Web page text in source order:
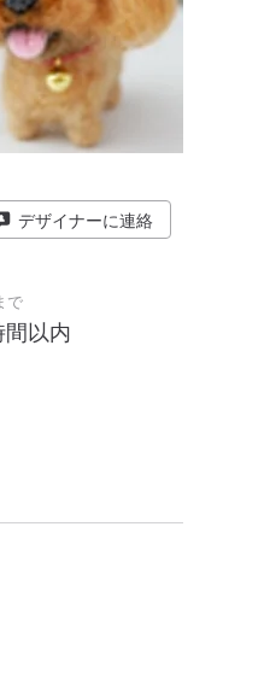
デザイナーに連絡
で
以内